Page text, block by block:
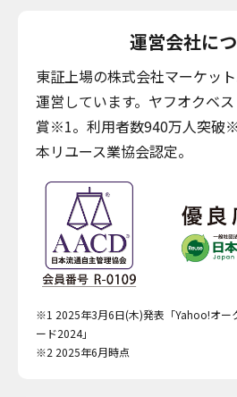
運営会社に
東証上場の株式会社マーケッ
運営しています。ヤフオクベ
賞※1。利用者数940万人突破
本リユース業協会認定。
※1 2025年3月6日(木)発表「Yahoo!オー
ード2024」
※2 2025年6月時点